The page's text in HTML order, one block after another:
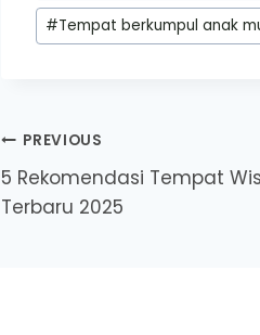
#Tempat berkumpul anak
Post
navigation
PREVIOUS
5 Rekomendasi Tempat
Terbaru 2025